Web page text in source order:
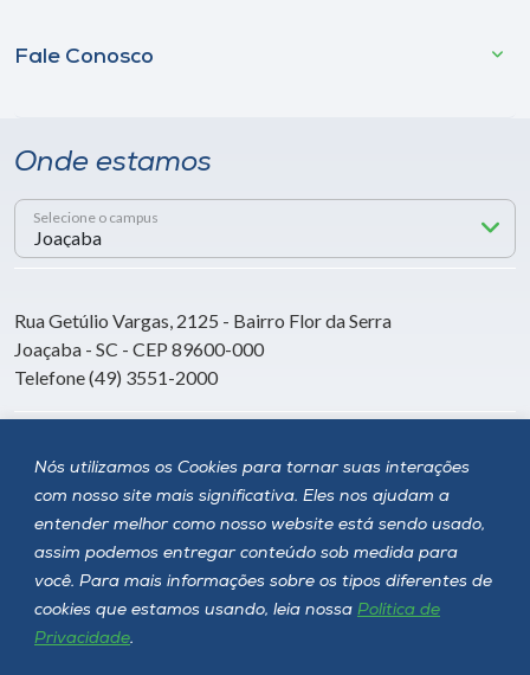
Nós utilizamos os Cookies para tornar suas interações
com nosso site mais significativa. Eles nos ajudam a
entender melhor como nosso website está sendo usado,
assim podemos entregar conteúdo sob medida para
você. Para mais informações sobre os tipos diferentes de
cookies que estamos usando, leia nossa Política de
Privacidade.
Fale Conosco
Onde estamos
Selecione o campus
Rua Getúlio Vargas, 2125 - Bairro Flor da Serra
Joaçaba - SC - CEP 89600-000
Telefone (49) 3551-2000
Siga a Unoesc